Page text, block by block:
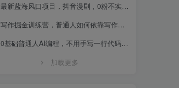
最新蓝海风口项目，抖音漫剧，0粉不实名每天一小时，月入1W+【揭秘】
写作掘金训练营，普通人如何依靠写作过上理想生活，可开启你的写作复利之路（更新6月）
0基础普通人AI编程，不用手写一行代码，AI开发到上架全流程，普通人也能做出自己的软件
加载更多